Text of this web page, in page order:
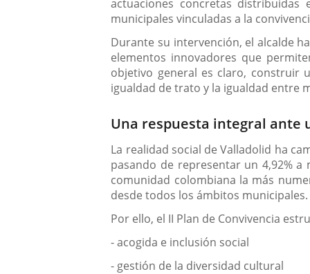
actuaciones concretas
municipales vinculadas a la
Durante su intervención, el alcalde
elementos innovadores que
objetivo general es claro, construir
igualdad de trato y la igualdad entre
Una respuesta integral ante
La realidad social de Valladolid ha
pasando de representar un 4,92%
comunidad colombiana la más
desde todos los ámbitos municipales.
Por ello, el II Plan de Convivencia
- acogida e inclusión social
- gestión de la diversidad cultural